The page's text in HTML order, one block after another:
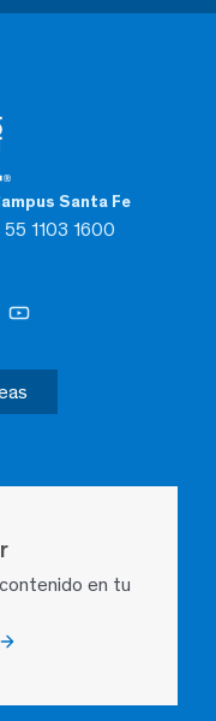
Santa Fe
55 1103 1600
en tu